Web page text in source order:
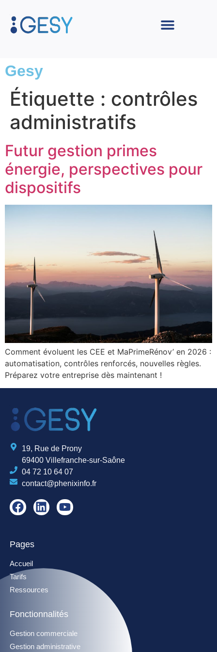
Gesy
Étiquette : contrôles
administratifs
Futur gestion primes
énergie, perspectives pour
dispositifs
Comment évoluent les CEE et MaPrimeRénov’ en 2026 :
automatisation, contrôles renforcés, nouvelles règles.
Préparez votre entreprise dès maintenant !
19, Rue de Prony
69400 Villefranche-sur-Saône
04 72 10 64 07
contact@phenixinfo.fr
Pages
Accueil
Tarifs
Ressources
Fonctionnalités
Gestion commerciale
Gestion administrative